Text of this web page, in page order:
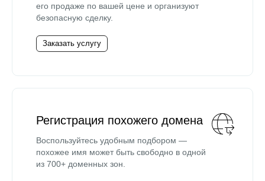
его продаже по вашей цене и организуют
безопасную сделку.
Заказать услугу
Регистрация похожего домена
Воспользуйтесь удобным подбором —
похожее имя может быть свободно в одной
из 700+ доменных зон.